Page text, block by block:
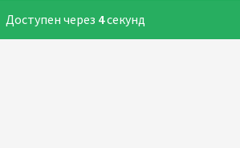
Доступен через 3секунд